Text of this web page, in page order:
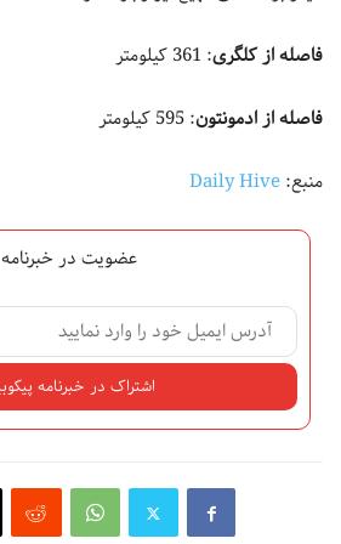
فاصله از کلگری: 361 کیلومتر
فاصله از ادمونتون: 595 کیلومتر
منبع:Daily Hive
عضویت در خبرنامه